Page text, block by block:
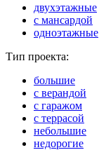
двухэтажные
с мансардой
одноэтажные
Тип проекта:
большие
с верандой
с гаражом
с террасой
небольшие
недорогие